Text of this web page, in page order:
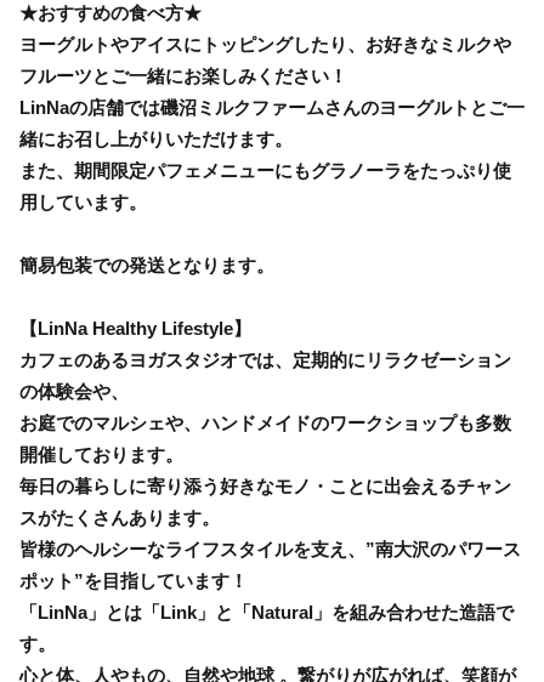
★おすすめの食べ方★
ヨーグルトやアイスにトッピングしたり、お好きなミルクや
フルーツとご一緒にお楽しみください！
LinNaの店舗では磯沼ミルクファームさんのヨーグルトとご一
緒にお召し上がりいただけます。
また、期間限定パフェメニューにもグラノーラをたっぷり使
用しています。
簡易包装での発送となります。
【LinNa Healthy Lifestyle】
カフェのあるヨガスタジオでは、定期的にリラクゼーション
の体験会や、
お庭でのマルシェや、ハンドメイドのワークショップも多数
開催しております。
毎日の暮らしに寄り添う好きなモノ・ことに出会えるチャン
スがたくさんあります。
皆様のヘルシーなライフスタイルを支え、”南大沢のパワース
ポット”を目指しています！
「LinNa」とは「Link」と「Natural」を組み合わせた造語で
す。
心と体、人やもの、自然や地球 。繋がりが広がれば、笑顔が